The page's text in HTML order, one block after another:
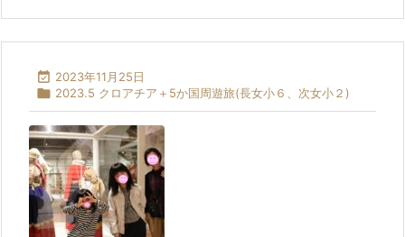
 2023年11月25日
 2023.5 クロアチア＋5か国周遊旅(長女小６、次女小２)